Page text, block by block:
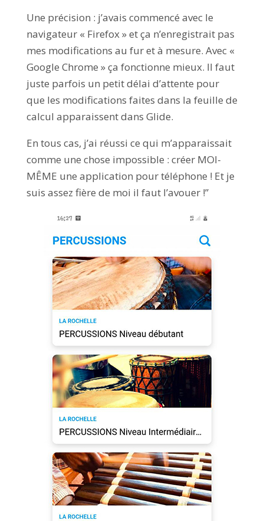
Une précision : j’avais commencé avec le
navigateur « Firefox » et ça n’enregistrait pas
mes modifications au fur et à mesure. Avec «
Google Chrome » ça fonctionne mieux. Il faut
juste parfois un petit délai d’attente pour
que les modifications faites dans la feuille de
calcul apparaissent dans Glide.
En tous cas, j’ai réussi ce qui m’apparaissait
comme une chose impossible : créer MOI-
MÊME une application pour téléphone ! Et je
suis assez fière de moi il faut l’avouer !”